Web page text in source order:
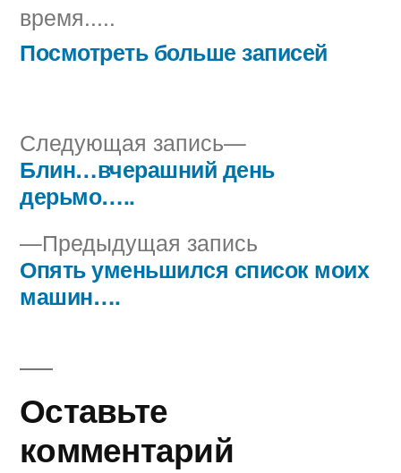
время.....
Посмотреть больше записей
Навигация
записям
Предыдущая запись
запись:
Опять уменьшился список моих
машин….
Следующая запись
Следующая
запись:
Блин…вчерашний день
дерьмо…..
Оставьте
комментарий